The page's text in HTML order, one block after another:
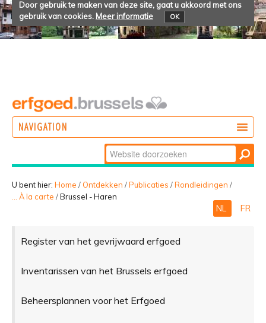
Door gebruik te maken van deze site, gaat u akkoord met ons
gebruik van cookies. Meer informatie OK
NAVIGATION
BELEVEN
Zoek
Geavanceerd
zoeken...
U bent hier: Home / Ontdekken /Publicaties /Rondleidingen /
... À la carte /Brussel - Haren
NL FR
Register van het gevrijwaard erfgoed
Inventarissen van het Brussels erfgoed
Beheersplannen voor het Erfgoed